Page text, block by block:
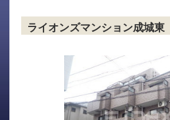
ライオンズマンション成城東